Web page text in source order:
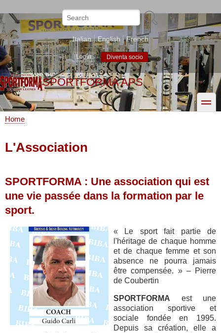
to
main
content
Search
Italian English French
Login Diventa socio
SPORTFORMA APS
toggle
Home
L'Association
SPORTFORMA : Une association qui est
une vie passée dans la formation par le
sport.
« Le sport fait partie de
l'héritage de chaque homme
et de chaque femme et son
absence ne pourra jamais
être compensée. » – Pierre
de Coubertin
SPORTFORMA est une
association sportive et
sociale fondée en 1995.
Depuis sa création, elle a